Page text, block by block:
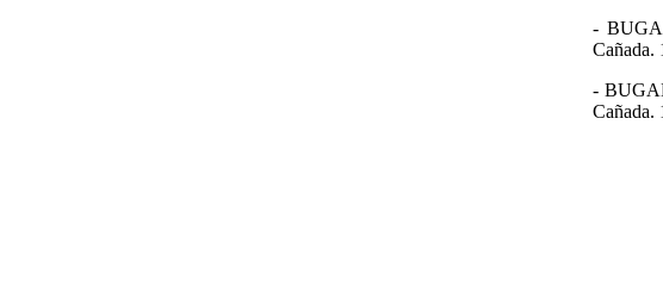
-
Cañada.
-
Cañada.